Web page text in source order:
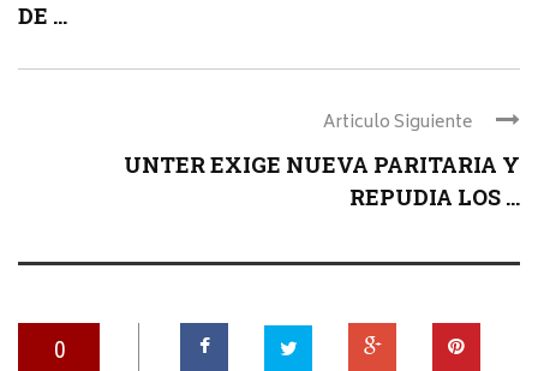
DE ...
Articulo Siguiente
UNTER EXIGE NUEVA PARITARIA Y
REPUDIA LOS ...
0